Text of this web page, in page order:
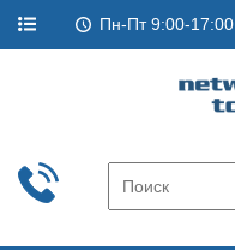
Пн-Пт 9:00-17:00